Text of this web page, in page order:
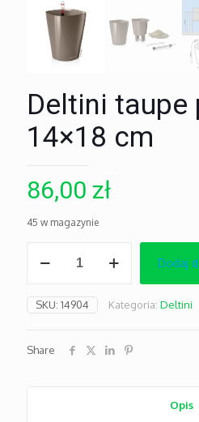
Deltini taupe
14×18 cm
86,00 zł
45 w magazynie
Deltini
połysk
14x18
Dodaj
SKU: 14904 Kategoria: Deltini
Share
Opis